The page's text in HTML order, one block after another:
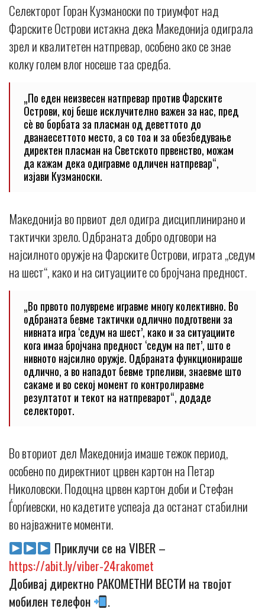
Селекторот Горан Кузманоски по триумфот над
Фарските Острови истакна дека Македонија одиграла
зрел и квалитетен натпревар, особено ако се знае
колку голем влог носеше таа средба.
„По еден неизвесен натпревар против Фарските
Острови, кој беше исклучително важен за нас, пред
сè во борбата за пласман од деветтото до
дванаесеттото место, а со тоа и за обезбедување
директен пласман на Светското првенство, можам
да кажам дека одигравме одличен натпревар“,
изјави Кузманоски.
Македонија во првиот дел одигра дисциплинирано и
тактички зрело. Одбраната добро одговори на
најсилното оружје на Фарските Острови, играта „седум
на шест“, како и на ситуациите со бројчана предност.
„Во првото полувреме игравме многу колективно. Во
одбраната бевме тактички одлично подготвени за
нивната игра ‘седум на шест’, како и за ситуациите
кога имаа бројчана предност ‘седум на пет’, што е
нивното најсилно оружје. Одбраната функционираше
одлично, а во нападот бевме трпеливи, знаевме што
сакаме и во секој момент го контролиравме
резултатот и текот на натпреварот“, додаде
селекторот.
Во вториот дел Македонија имаше тежок период,
особено по директниот црвен картон на Петар
Николовски. Подоцна црвен картон доби и Стефан
Ѓорѓиевски, но кадетите успеаја да останат стабилни
во најважните моменти.
Приклучи се на VIBER –
https://abit.ly/viber-24rakomet
Добивај директно РАКОМЕТНИ ВЕСТИ на твојот
мобилен телефон
.